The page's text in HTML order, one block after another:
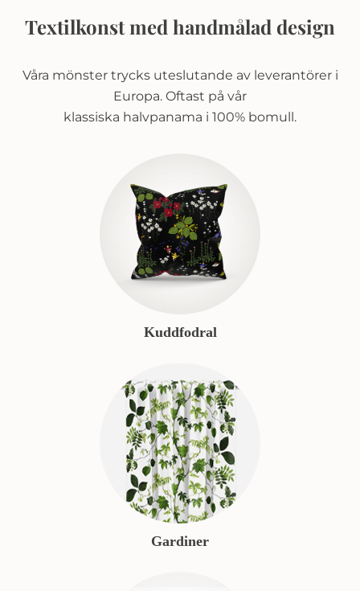
Textilkonst med handmålad design
Våra mönster trycks uteslutande av leverantörer i
Europa. Oftast på vår
klassiska halvpanama i 100% bomull.
Kuddfodral
Gardiner